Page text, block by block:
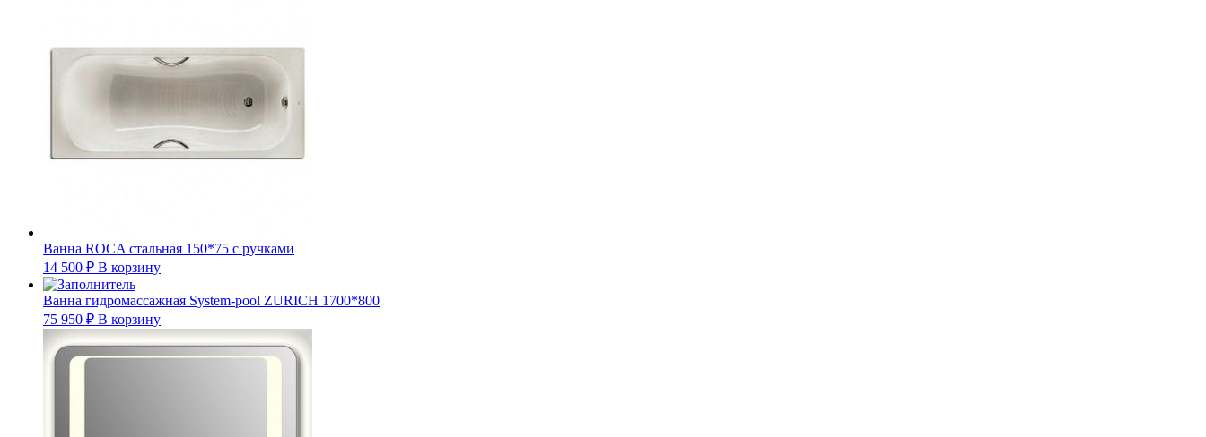
Ванна ROCA стальная 150*75 с ручками
14 500 ₽ В корзину
Ванна гидромассажная System-pool ZURICH 1700*800
75 950 ₽ В корзину